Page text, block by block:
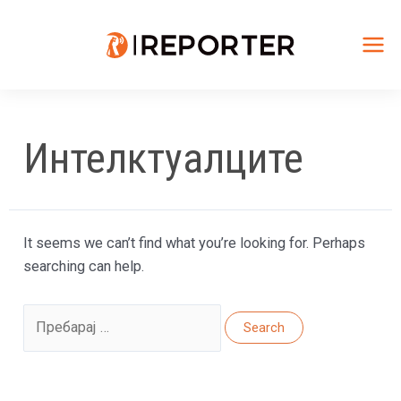
Интелктуалците
It seems we can’t find what you’re looking for. Perhaps
searching can help.